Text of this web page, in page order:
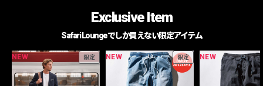
Exclusive Item
Safari Loungeでしか買えない限定アイテム
NEW 限定 NEW 限定 NEW